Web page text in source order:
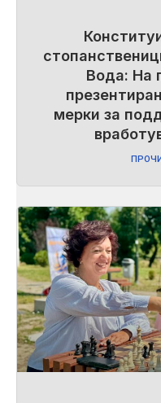
Вода: На
мерки за